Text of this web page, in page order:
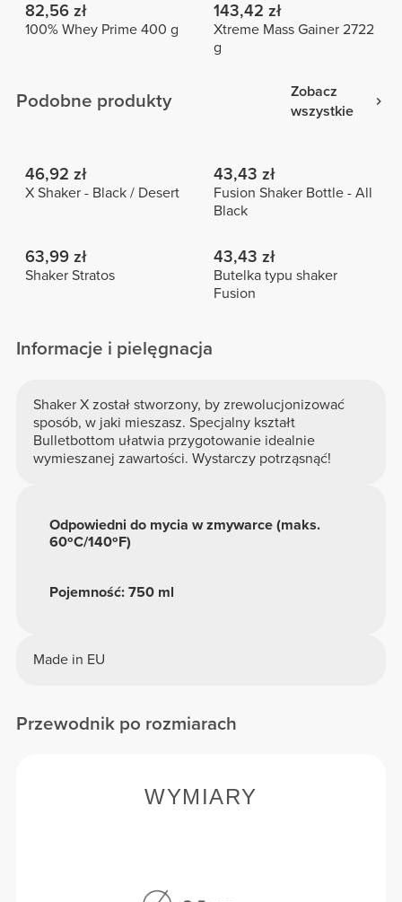
82,56 zł
100% Whey Prime 400 g
143,42 zł
Xtreme Mass Gainer 2722
g
Podobne produkty
Zobacz
wszystkie
46,92 zł
X Shaker - Black / Desert
43,43 zł
Fusion Shaker Bottle - All
Black
63,99 zł
Shaker Stratos
43,43 zł
Butelka typu shaker
Fusion
Informacje i pielęgnacja
Shaker X został stworzony, by zrewolucjonizować
sposób, w jaki mieszasz. Specjalny kształt
Bulletbottom ułatwia przygotowanie idealnie
wymieszanej zawartości. Wystarczy potrząsnąć!
Pojemność: 750 ml
Odpowiedni do mycia w zmywarce (maks.
60ºC/140ºF)
Made in EU
Przewodnik po rozmiarach
WYMIARY